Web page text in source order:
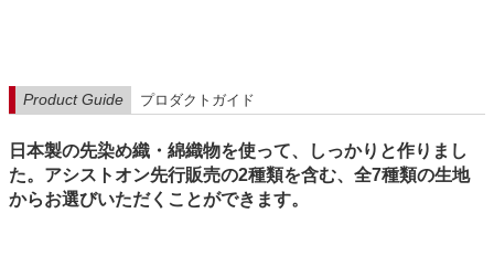
Product Guide プロダクトガイド
日本製の先染め織・綿織物を使って、しっかりと作りまし
た。アシストオン先行販売の2種類を含む、全7種類の生地
からお選びいただくことができます。